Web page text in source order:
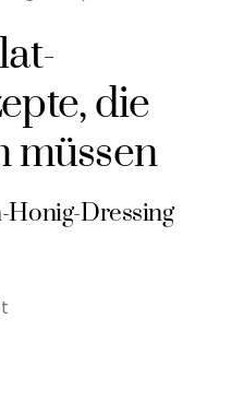
die
müssen
Honig-Dressing